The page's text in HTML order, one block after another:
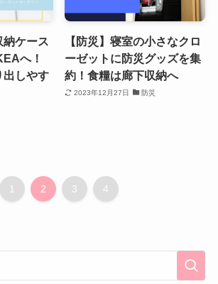
納ケース
へ！
出しやす
【防災】寝室の小さなクロ
ーゼットに防災グッズを集
約！食糧は廊下収納へ
2023年12月27日 防災
1 2 3 4